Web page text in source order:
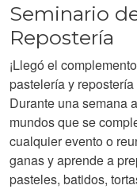
Seminario
Repostería
¡Llegó el
pastelería y
Durante una semana
mundos que se
cualquier evento o
ganas y aprende a
pasteles, batidos,